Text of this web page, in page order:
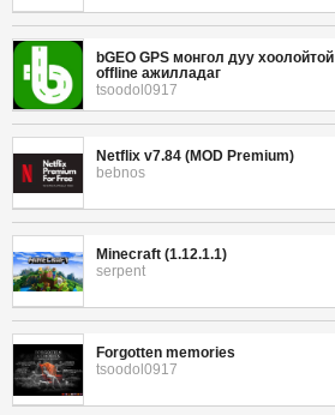
bGEO GPS монгол дуу хоолойтой
offline ажилладаг
tsoodol0917
Netflix v7.84 (MOD Premium)
bebnos
Minecraft (1.12.1.1)
serpent
Forgotten memories
tsoodol0917